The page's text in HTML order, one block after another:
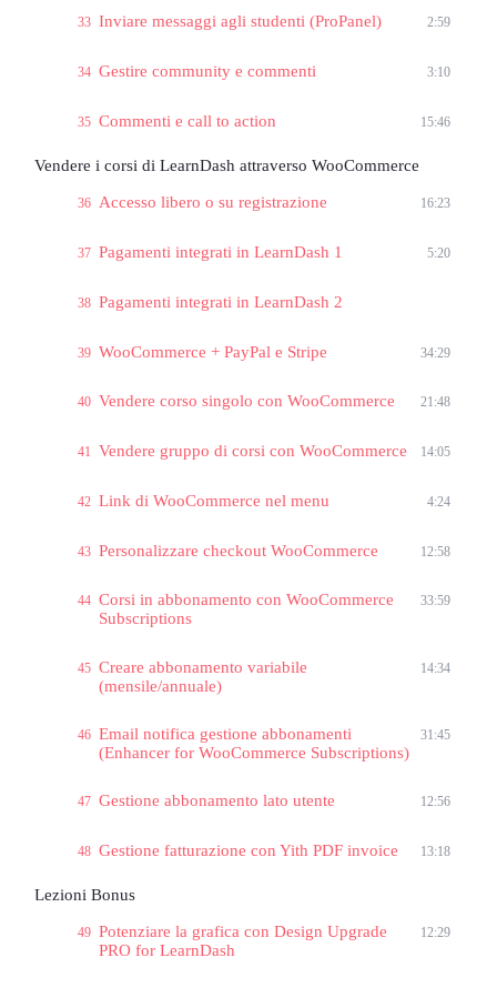
33 Inviare messaggi agli studenti (ProPanel) 2:59
34 Gestire community e commenti 3:10
35 Commenti e call to action 15:46
Vendere i corsi di LearnDash attraverso WooCommerce
36 Accesso libero o su registrazione 16:23
37 Pagamenti integrati in LearnDash 1 5:20
38 Pagamenti integrati in LearnDash 2
39 WooCommerce + PayPal e Stripe 34:29
40 Vendere corso singolo con WooCommerce 21:48
41 Vendere gruppo di corsi con WooCommerce 14:05
42 Link di WooCommerce nel menu 4:24
43 Personalizzare checkout WooCommerce 12:58
44 Corsi in abbonamento con WooCommerce
Subscriptions
33:59
45 Creare abbonamento variabile
(mensile/annuale)
14:34
46 Email notifica gestione abbonamenti
(Enhancer for WooCommerce Subscriptions)
31:45
47 Gestione abbonamento lato utente 12:56
48 Gestione fatturazione con Yith PDF invoice 13:18
Lezioni Bonus
49 Potenziare la grafica con Design Upgrade
PRO for LearnDash
12:29